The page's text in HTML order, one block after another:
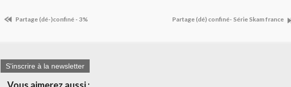
Partage (dé-)confiné - 3% Partage (dé) confiné- Série Skam france
S'inscrire à la newsletter